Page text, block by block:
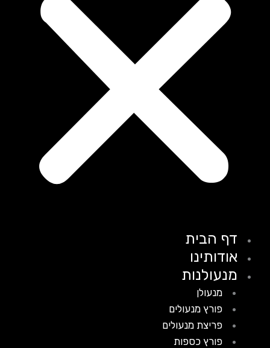
דף הבית
אודותינו
מנעולנות
מנעולן
פורץ מנעולים
פריצת מנעולים
פורץ כספות